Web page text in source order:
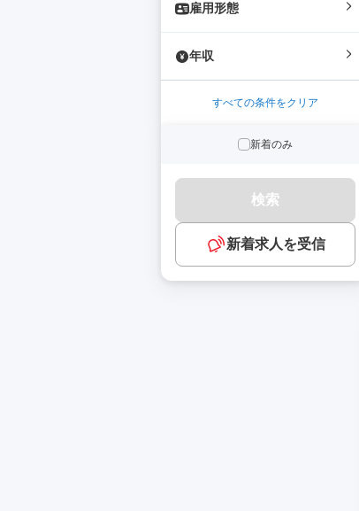
雇用形態
年収
すべての条件をクリア
新着のみ
検索
新着求人を受信